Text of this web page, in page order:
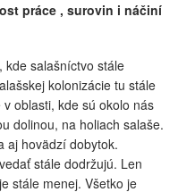
práce , surovin i náčiní
kde salašníctvo stále
kolonizácie tu stále
oblasti, kde sú okolo nás
dolinou, na holiach salaše.
aj hovädzí dobytok.
stále dodržujú. Len
stále menej. Všetko je